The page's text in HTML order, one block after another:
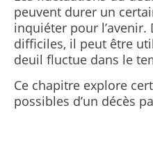
peuvent durer un
inquiéter pour l’avenir.
difficiles, il peut être
deuil fluctue dans le
Ce chapitre explore
possibles d’un décès